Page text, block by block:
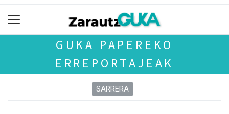
GUKA PAPEREKO
ERREPORTAJEAK
SARRERA